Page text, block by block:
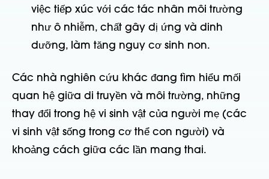
việc tiếp xúc với các tác nhân môi trường
như ô nhiễm, chất gây dị ứng và dinh
dưỡng, làm tăng nguy cơ sinh non.
Các nhà nghiên cứu khác đang tìm hiểu mối
quan hệ giữa di truyền và môi trường, những
thay đổi trong hệ vi sinh vật của người mẹ (các
vi sinh vật sống trong cơ thể con người) và
khoảng cách giữa các lần mang thai.